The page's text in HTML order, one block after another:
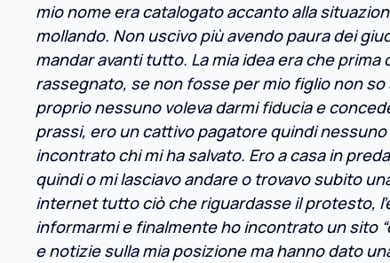
mio nome era catalogato accanto alla
mollando. Non uscivo più avendo paura dei
mandar avanti tutto. La mia idea era che
rassegnato, se non fosse per mio figlio non
proprio nessuno voleva darmi fiducia e
prassi, ero un cattivo pagatore quindi
incontrato chi mi ha salvato. Ero a casa in
quindi o mi lasciavo andare o trovavo subito
internet tutto ciò che riguardasse il protesto,
informarmi e finalmente ho incontrato un sito
e notizie sulla mia posizione ma hanno dato